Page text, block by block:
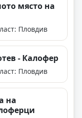
място на
Пловдив
- Калофер
Пловдив
на